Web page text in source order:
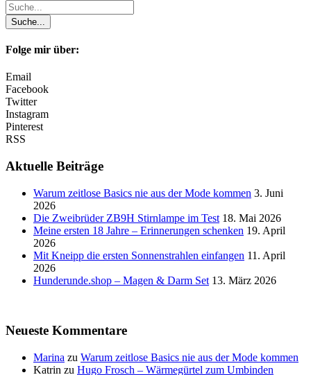
Folge mir über:
Email
Facebook
Twitter
Instagram
Pinterest
RSS
Aktuelle Beiträge
Warum zeitlose Basics nie aus der Mode kommen 3. Juni
2026
Die Zweibrüder ZB9H Stirnlampe im Test 18. Mai 2026
Meine ersten 18 Jahre – Erinnerungen schenken 19. April
2026
Mit Kneipp die ersten Sonnenstrahlen einfangen 11. April
2026
Hunderunde.shop – Magen & Darm Set 13. März 2026
Neueste Kommentare
Marina zu Warum zeitlose Basics nie aus der Mode kommen
Katrin zu Hugo Frosch – Wärmegürtel zum Umbinden